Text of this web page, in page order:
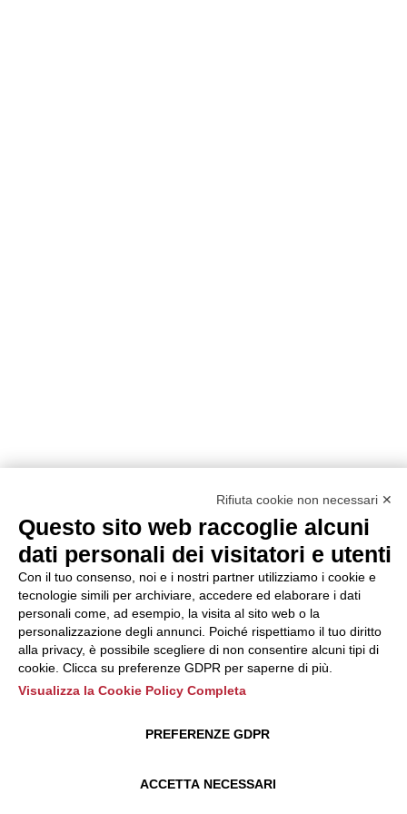
Rifiuta cookie non necessari ✕
Questo sito web raccoglie alcuni
dati personali dei visitatori e utenti
Con il tuo consenso, noi e i nostri partner utilizziamo i cookie e
tecnologie simili per archiviare, accedere ed elaborare i dati
personali come, ad esempio, la visita al sito web o la
personalizzazione degli annunci. Poiché rispettiamo il tuo diritto
alla privacy, è possibile scegliere di non consentire alcuni tipi di
cookie. Clicca su preferenze GDPR per saperne di più.
Visualizza la Cookie Policy Completa
ACCETTA NECESSARI
PREFERENZE GDPR